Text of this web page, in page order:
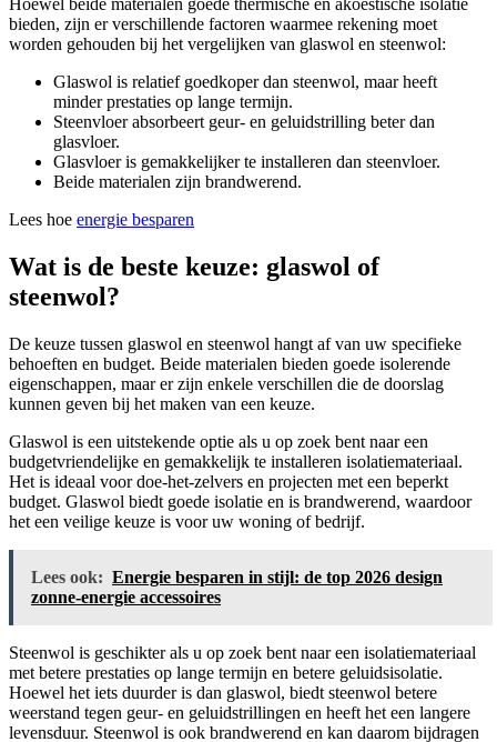
Hoewel beide materialen goede thermische en akoestische isolatie
bieden, zijn er verschillende factoren waarmee rekening moet
worden gehouden bij het vergelijken van glaswol en steenwol:
Glaswol is relatief goedkoper dan steenwol, maar heeft
minder prestaties op lange termijn.
Steenvloer absorbeert geur- en geluidstrilling beter dan
glasvloer.
Glasvloer is gemakkelijker te installeren dan steenvloer.
Beide materialen zijn brandwerend.
Lees hoe energie besparen
Wat is de beste keuze: glaswol of
steenwol?
De keuze tussen glaswol en steenwol hangt af van uw specifieke
behoeften en budget. Beide materialen bieden goede isolerende
eigenschappen, maar er zijn enkele verschillen die de doorslag
kunnen geven bij het maken van een keuze.
Glaswol is een uitstekende optie als u op zoek bent naar een
budgetvriendelijke en gemakkelijk te installeren isolatiemateriaal.
Het is ideaal voor doe-het-zelvers en projecten met een beperkt
budget. Glaswol biedt goede isolatie en is brandwerend, waardoor
het een veilige keuze is voor uw woning of bedrijf.
Lees ook: Energie besparen in stijl: de top 2026 design
zonne-energie accessoires
Steenwol is geschikter als u op zoek bent naar een isolatiemateriaal
met betere prestaties op lange termijn en betere geluidsisolatie.
Hoewel het iets duurder is dan glaswol, biedt steenwol betere
weerstand tegen geur- en geluidstrillingen en heeft het een langere
levensduur. Steenwol is ook brandwerend en kan daarom bijdragen